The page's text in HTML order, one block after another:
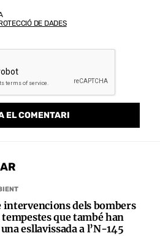
DE DADES
intervencions dels bombers
tempestes que també han
esllavissada a l’N-145